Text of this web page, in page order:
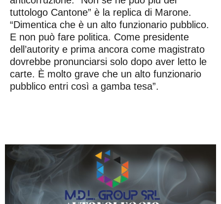
tuttologo Cantone” è la replica di Marone.
“Dimentica che è un alto funzionario pubblico.
E non può fare politica. Come presidente
dell’autority e prima ancora come magistrato
dovrebbe pronunciarsi solo dopo aver letto le
carte. È molto grave che un alto funzionario
pubblico entri così a gamba tesa”.